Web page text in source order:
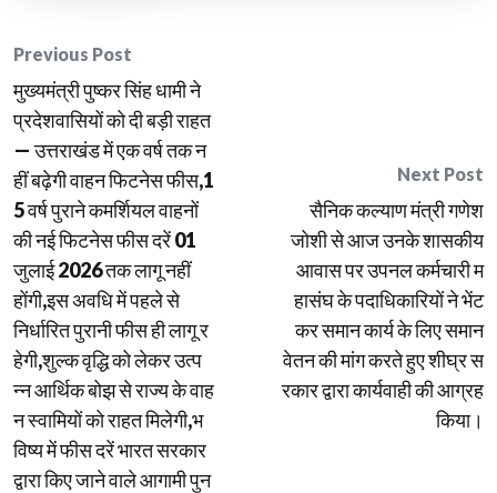
Post
navigation
Previous Post
मुख्यमंत्री पुष्कर सिंह धामी ने
प्रदेशवासियों को दी बड़ी राहत
— उत्तराखंड में एक वर्ष तक न
हीं बढ़ेगी वाहन फिटनेस फीस,1
5 वर्ष पुराने कमर्शियल वाहनों
की नई फिटनेस फीस दरें 01
जुलाई 2026 तक लागू नहीं
होंगी,इस अवधि में पहले से
निर्धारित पुरानी फीस ही लागू र
हेगी,शुल्क वृद्धि को लेकर उत्प
न्न आर्थिक बोझ से राज्य के वाह
न स्वामियों को राहत मिलेगी,भ
विष्य में फीस दरें भारत सरकार
द्वारा किए जाने वाले आगामी पुन
Next Post
सैनिक कल्याण मंत्री गणेश
जोशी से आज उनके शासकीय
आवास पर उपनल कर्मचारी म
हासंघ के पदाधिकारियों ने भेंट
कर समान कार्य के लिए समान
वेतन की मांग करते हुए शीघ्र स
रकार द्वारा कार्यवाही की आग्रह
किया।